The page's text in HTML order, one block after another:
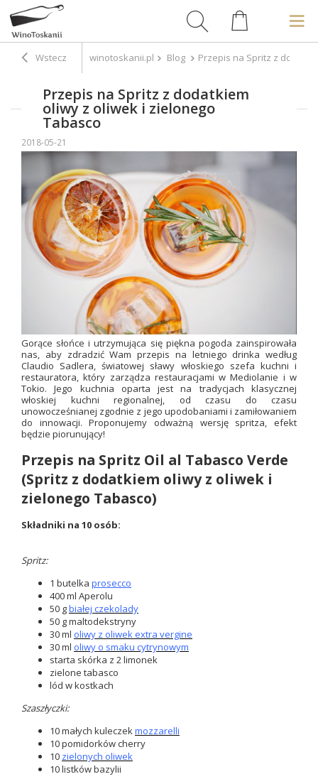
Wstecz winotoskanii.pl Blog Przepis na Spritz z
Przepis na Spritz z dodatkiem
oliwy z oliwek i zielonego
Tabasco
2018-05-21
Gorące słońce i utrzymująca się piękna pogoda zainspirowała
nas, aby zdradzić Wam przepis na letniego drinka według
Claudio Sadlera, światowej sławy włoskiego szefa kuchni i
restauratora, który zarządza restauracjami w Mediolanie i w
Tokio. Jego kuchnia oparta jest na tradycjach klasycznej
włoskiej kuchni regionalnej, od czasu do czasu
unowocześnianej zgodnie z jego upodobaniami i zamiłowaniem
do innowacji. Proponujemy odważną wersję spritza, efekt
będzie piorunujący!
Przepis na Spritz Oil al Tabasco Verde
(Spritz z dodatkiem oliwy z oliwek i
zielonego Tabasco)
Składniki na 10 osób:
Spritz:
1 butelka prosecco
400 ml Aperolu
50 gbiałej czekolady
50 g maltodekstryny
30 ml oliwy z oliwek extra vergine
30 ml oliwy o smaku cytrynowym
starta skórka z 2 limonek
zielone tabasco
lód w kostkach
Szaszłyczki:
10 małych kuleczekmozzarelli
10 pomidorków cherry
10 zielonych oliwek
10 listków bazylii